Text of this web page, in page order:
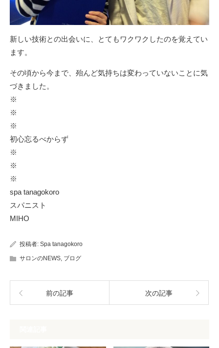
新しい技術との出会いに、とてもワクワクしたのを覚えてい
ます。
その頃から今まで、殆んど気持ちは変わっていないことに気
づきました。
※
※
※
初心忘るべからず
※
※
※
spa tanagokoro
スパニスト
MIHO
投稿者: Spa tanagokoro
サロンのNEWS ブログ
前の記事 次の記事